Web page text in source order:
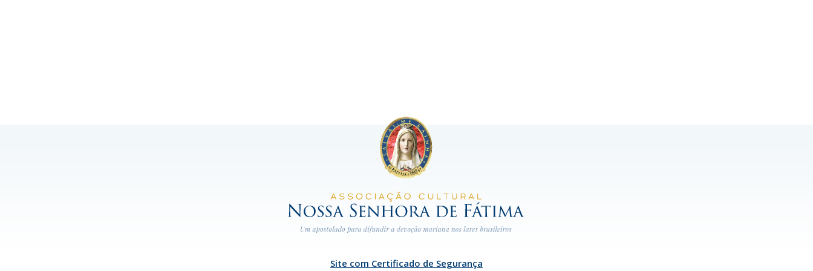
Site com Certificado de Segurança